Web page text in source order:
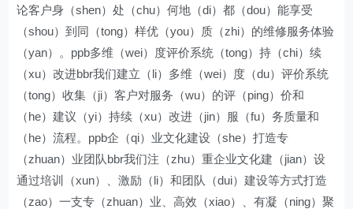
论客户身（shen）处（chu）何地（di）都（dou）能享受
（shou）到同（tong）样优（you）质（zhi）的维修服务体验
（yan）。ppb多维（wei）度评价系统（tong）持（chi）续
（xu）改进bbr我们建立（li）多维（wei）度（du）评价系统
（tong）收集（ji）客户对服务（wu）的评（ping）价和
（he）建议（yi）持续（xu）改进（jin）服（fu）务质量和
（he）流程。ppb企（qi）业文化建设（she）打造专
（zhuan）业团队bbr我们注（zhu）重企业文化建（jian）设
通过培训（xun）、激励（li）和团队（dui）建设等方式打造
（zao）一支专（zhuan）业、高效（xiao）、有凝（ning）聚